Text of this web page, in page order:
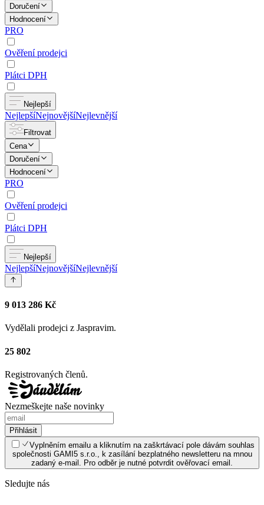
Doručení
Hodnocení
PRO
Ověření prodejci
Plátci DPH
Nejlepší
NejlepšíNejnovějšíNejlevnější
Filtrovat
Cena
Doručení
Hodnocení
PRO
Ověření prodejci
Plátci DPH
Nejlepší
NejlepšíNejnovějšíNejlevnější
9 013 286 Kč
Vydělali prodejci z Jaspravim.
25 802
Registrovaných členů.
Nezmeškejte naše novinky
Přihlásit
Vyplněním emailu a kliknutím na zaškrtávací pole dávám souhlas
společnosti GAMI5 s.r.o., k zasílání bezplatného newsletteru na mnou
zadaný e-mail. Pro odběr je nutné potvrdit ověřovací email.
Sledujte nás